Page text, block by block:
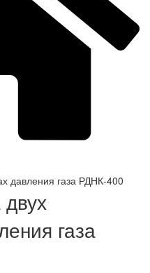
давления газа РДНК-400
газа